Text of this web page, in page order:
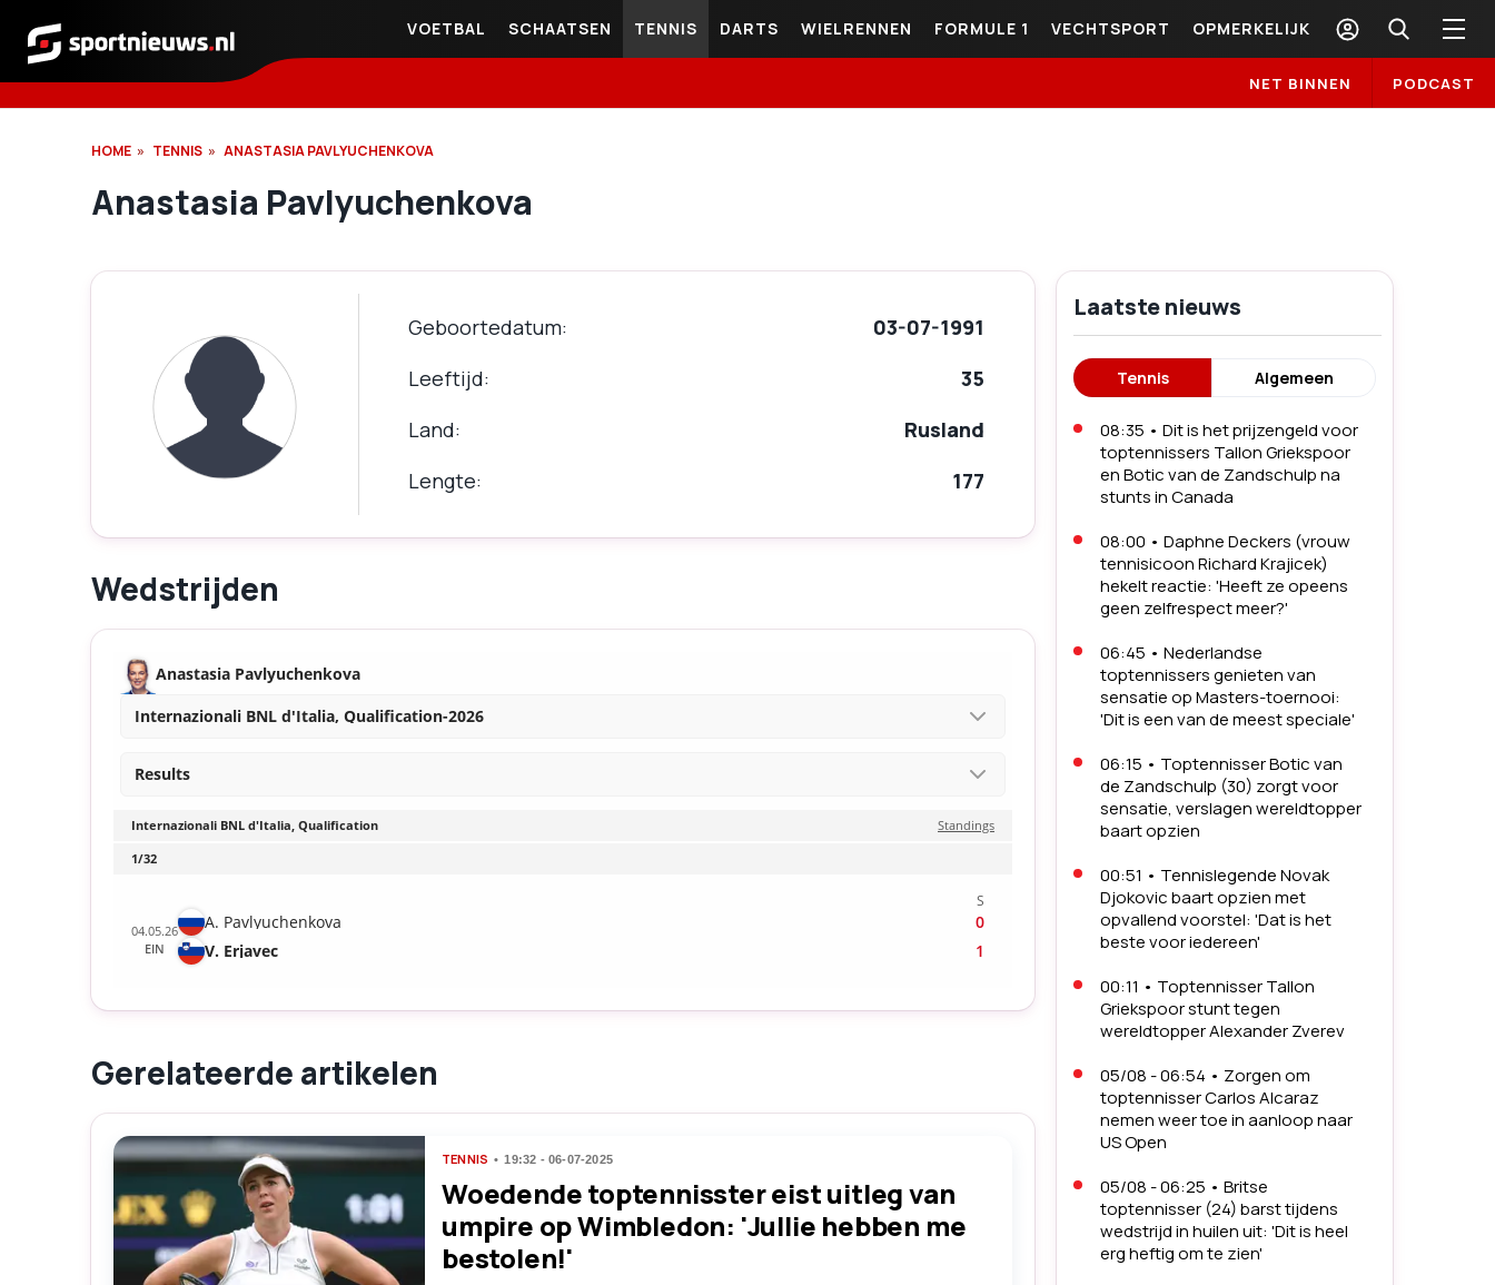
Sportnieuws.nl
VOETBAL SCHAATSEN TENNIS DARTS WIELRENNEN FORMULE 1 VECHTSPORT OPMERKELIJK
NET BINNEN PODCAST
HOME TENNIS ANASTASIA PAVLYUCHENKOVA
Anastasia Pavlyuchenkova
Geboortedatum
03-07-1991
Leeftijd
35
Land
Rusland
Lengte
177
Wedstrijden
Gerelateerde artikelen
TENNIS 19:32 - 06-07-2025
Woedende toptennisster eist uitleg van
umpire op Wimbledon: 'Jullie hebben me
bestolen!'
Laatste nieuws
Tennis Algemeen
08:35 • Dit is het prijzengeld voor
toptennissers Tallon Griekspoor
en Botic van de Zandschulp na
stunts in Canada
08:00 • Daphne Deckers (vrouw
tennisicoon Richard Krajicek)
hekelt reactie: 'Heeft ze opeens
geen zelfrespect meer?'
06:45 • Nederlandse
toptennissers genieten van
sensatie op Masters-toernooi:
'Dit is een van de meest speciale'
06:15 • Toptennisser Botic van
de Zandschulp (30) zorgt voor
sensatie, verslagen wereldtopper
baart opzien
00:51 • Tennislegende Novak
Djokovic baart opzien met
opvallend voorstel: 'Dat is het
beste voor iedereen'
00:11 • Toptennisser Tallon
Griekspoor stunt tegen
wereldtopper Alexander Zverev
05/08 - 06:54 • Zorgen om
toptennisser Carlos Alcaraz
nemen weer toe in aanloop naar
US Open
05/08 - 06:25 • Britse
toptennisser (24) barst tijdens
wedstrijd in huilen uit: 'Dit is heel
erg heftig om te zien'